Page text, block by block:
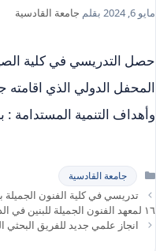
مايو 6, 2024 بقلم جامعة القادسية
حصل التدريسي في كلية
المحفل الدولي الذي اقامته
وأهداف التنمية المستدامة :
التصنيفات
جامعة القادسية
تدريسي في كلية الفنون
١٦ لمعهد الفنون الجميلة للبنين في الديوانية
انجاز علمي جديد للفريق البحثي